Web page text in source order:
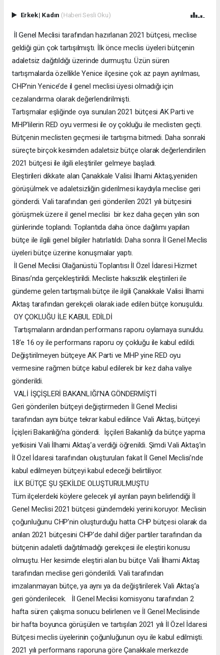
Erkek| Kadın (Haberi Sesli Oku)
İl Genel Meclisi tarafından hazırlanan 2021 bütçesi, meclise
geldiği gün çok tartışılmıştı. İlk önce meclis üyeleri bütçenin
adaletsiz dağıtıldığı üzerinde durmuştu. Üzün süren
tartışmalarda özellikle Yenice ilçesine çok az payın ayrılması,
CHP’nin Yenice’de il genel meclisi üyesi olmadığı için
cezalandırma olarak değerlendirilmişti.
Tartışmalar eşliğinde oya sunulan 2021 bütçesi AK Parti ve
MHP’lilerin RED oyu vermesi ile oy çokluğu ile meclisten geçti.
Bütçenin meclisten geçmesi ile tartışma bitmedi. Daha sonraki
süreçte birçok kesimden adaletsiz bütçe olarak değerlendirilen
2021 bütçesi ile ilgili eleştiriler gelmeye başladı.
Eleştirileri dikkate alan Çanakkale Valisi İlhami Aktaş,yeniden
görüşülmek ve adaletsizliğin giderilmesi kaydıyla meclise geri
gönderdi. Vali tarafından geri gönderilen 2021 yılı bütçesini
görüşmek üzere il genel meclisi bir kez daha geçen yılın son
günlerinde toplandı. Toplantıda daha önce dağılımı yapılan
bütçe ile ilgili genel bilgiler hatırlatıldı. Daha sonra İl Genel Meclis
üyeleri bütçe üzerine konuşmalar yaptı.
İl Genel Meclisi Olağanüstü Toplantısı İl Özel İdaresi Hizmet
Binası’nda gerçekleştirildi. Mecliste haksızlık eleştirileri ile
gündeme gelen tartışmalı bütçe ile ilgili Çanakkale Valisi İlhami
Aktaş tarafından gerekçeli olarak iade edilen bütçe konuşuldu.
OY ÇOKLUĞU İLE KABUL EDİLDİ
Tartışmaların ardından performans raporu oylamaya sunuldu.
18’e 16 oy ile performans raporu oy çokluğu ile kabul edildi.
Değiştirilmeyen bütçeye AK Parti ve MHP yine RED oyu
vermesine rağmen bütçe kabul edilerek bir kez daha valiye
gönderildi.
VALİ İŞÇİŞLERİ BAKANLIĞI’NA GÖNDERMİŞTİ
Geri gönderilen bütçeyi değiştirmeden İl Genel Meclisi
tarafından aynı bütçe tekrar kabul edilince Vali Aktaş, bütçeyi
İçişleri Bakanlığı’na gönderdi. İşçileri Bakanlığı da bütçe yapma
yetkisini Vali İlhami Aktaş’a verdiği öğrenildi. Şimdi Vali Aktaş’ın
İl Özel İdaresi tarafından oluşturulan fakat İl Genel Meclisi’nde
kabul edilmeyen bütçeyi kabul edeceği belirtiliyor.
İLK BÜTÇE ŞU ŞEKİLDE OLUŞTURULMUŞTU
Tüm ilçelerdeki köylere gelecek yıl ayrılan payın belirlendiği İl
Genel Meclisi 2021 bütçesi gündemdeki yerini koruyor. Meclisin
çoğunluğunu CHP’nin oluşturduğu hatta CHP bütçesi olarak da
anılan 2021 bütçesini CHP’de dahil diğer partiler tarafından da
bütçenin adaletli dağıtılmadığı gerekçesi ile eleştiri konusu
olmuştu. Her kesimde eleştiri alan bu bütçe Vali İlhami Aktaş
tarafından meclise geri gönderildi. Vali tarafından
imzalanmayan bütçe, ya aynı ya da değiştirilerek Vali Aktaş’a
geri gönderilecek. İl Genel Meclisi komisyonu tarafından 2
hafta süren çalışma sonucu belirlenen ve İl Genel Meclisinde
bir hafta boyunca görüşülen ve tartışılan 2021 yılı İl Özel İdaresi
Bütçesi meclis üyelerinin çoğunluğunun oyu ile kabul edilmişti.
2021 yılı performans raporuna göre Çanakkale merkezde